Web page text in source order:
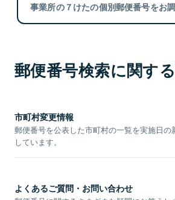
事業所の７けたの個別郵便番号をお調
郵便番号検索に関す
市町村変更情報
郵便番号を公表した市町村の一覧を実施日の
しています。
よくあるご質問・お問い合わせ